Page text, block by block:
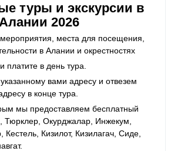
туры и экскурсии в
2026
места для посещения,
в Алании и окрестностях
платите в день тура.
вами адресу и отвезем
в конце тура.
мы предоставляем бесплатный
Тюрклер, Окурджалар, Инжекум,
Кизилот, Кизилагач, Сиде,